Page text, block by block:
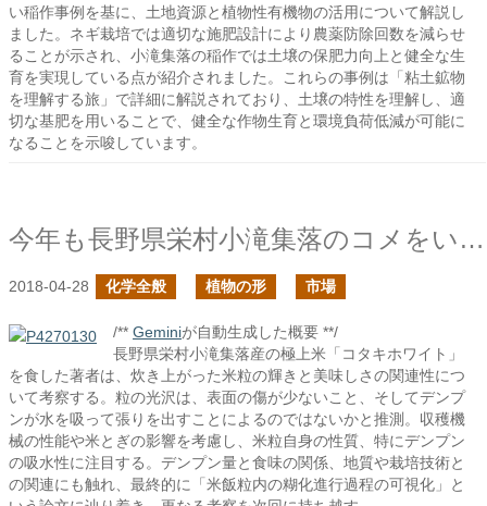
い稲作事例を基に、土地資源と植物性有機物の活用について解説し
ました。ネギ栽培では適切な施肥設計により農薬防除回数を減らせ
ることが示され、小滝集落の稲作では土壌の保肥力向上と健全な生
育を実現している点が紹介されました。これらの事例は「粘土鉱物
を理解する旅」で詳細に解説されており、土壌の特性を理解し、適
切な基肥を用いることで、健全な作物生育と環境負荷低減が可能に
なることを示唆しています。
今年も長野県栄村小滝集落のコメをいただきました
2018-04-28 化学全般 植物の形 市場
/** Geminiが自動生成した概要 **/
長野県栄村小滝集落産の極上米「コタキホワイト」
を食した著者は、炊き上がった米粒の輝きと美味しさの関連性につ
いて考察する。粒の光沢は、表面の傷が少ないこと、そしてデンプ
ンが水を吸って張りを出すことによるのではないかと推測。収穫機
械の性能や米とぎの影響を考慮し、米粒自身の性質、特にデンプン
の吸水性に注目する。デンプン量と食味の関係、地質や栽培技術と
の関連にも触れ、最終的に「米飯粒内の糊化進行過程の可視化」と